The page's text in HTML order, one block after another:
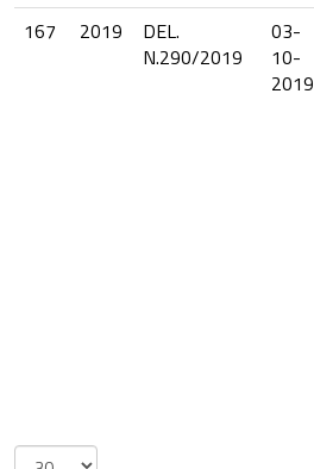
167
2019
DEL.
N.290/2019
03-
10-
2019